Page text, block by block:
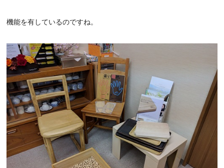
機能を有しているのですね。